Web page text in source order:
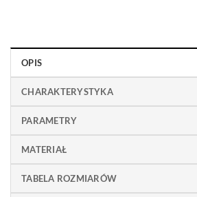
OPIS
CHARAKTERYSTYKA
PARAMETRY
MATERIAŁ
TABELA ROZMIARÓW